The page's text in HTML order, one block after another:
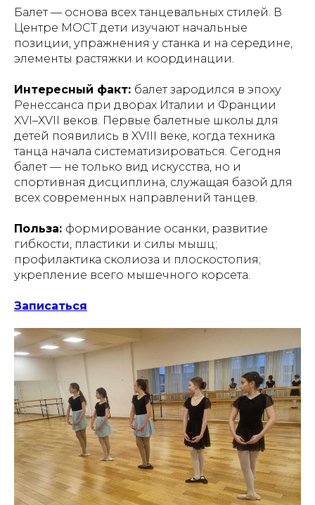
Балет — основа всех танцевальных стилей. В
Центре МОСТ дети изучают начальные
позиции, упражнения у станка и на середине,
элементы растяжки и координации.
Интересный факт: балет зародился в эпоху
Ренессанса при дворах Италии и Франции
XVI–XVII веков. Первые балетные школы для
детей появились в XVIII веке, когда техника
танца начала систематизироваться. Сегодня
балет — не только вид искусства, но и
спортивная дисциплина, служащая базой для
всех современных направлений танцев.
Польза: формирование осанки, развитие
гибкости, пластики и силы мышц;
профилактика сколиоза и плоскостопия;
укрепление всего мышечного корсета.
Записаться